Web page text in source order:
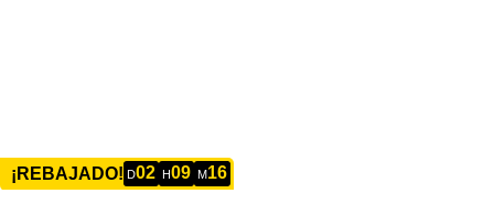
¡REBAJADO! D02 H09 M16